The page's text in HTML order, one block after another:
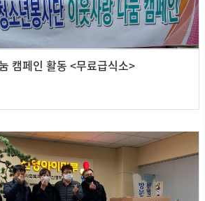
캠페인 활동 <무료급식소>